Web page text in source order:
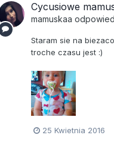
Cycusiowe
mamuskaa
Staram sie na
troche czasu jest :)
25 Kwietnia 2016